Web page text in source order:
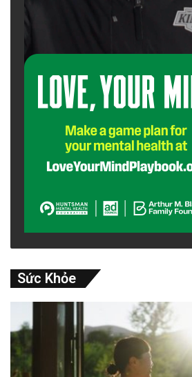
Sức Khỏe